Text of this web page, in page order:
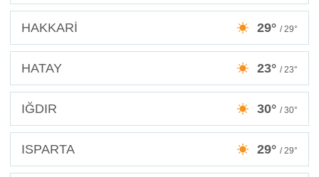
HAKKARİ 29° / 29°
HATAY 23° / 23°
IĞDIR 30° / 30°
ISPARTA 29° / 29°